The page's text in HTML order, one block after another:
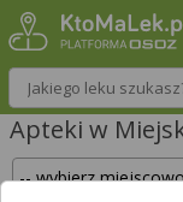
Wpisz nazwę leku
Apteki w